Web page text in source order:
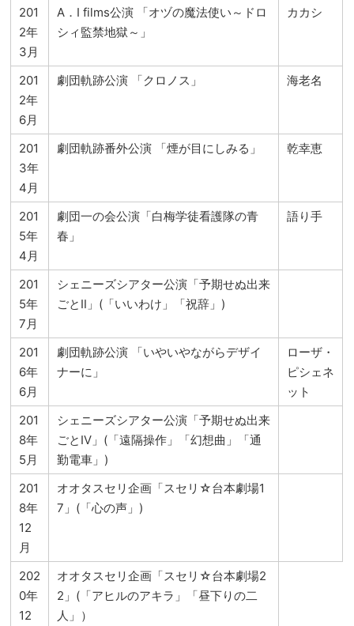
201
2年
3月
A．I films公演 「オヅの魔法使い～ドロ
シィ監禁地獄～」
カカシ
201
2年
6月
劇団軌跡公演 「クロノス」 海老名
201
3年
4月
劇団軌跡番外公演 「煙が目にしみる」 乾幸恵
201
5年
4月
劇団一の会公演「白梅学徒看護隊の青
春」
語り手
201
5年
7月
シェニーズシアター公演「予期せぬ出来
ごとⅡ」(「いいわけ」「祝辞」)
201
6年
6月
劇団軌跡公演 「いやいやながらデザイ
ナーに」
ローザ・
ピシェネ
ット
201
8年
5月
シェニーズシアター公演「予期せぬ出来
ごとⅣ」(「遠隔操作」「幻想曲」「通
勤電車」)
201
8年
12
月
オオタスセリ企画「スセリ☆台本劇場1
7」(「心の声」)
202
0年
12
オオタスセリ企画「スセリ☆台本劇場2
2」(「アヒルのアキラ」「昼下りの二
人」）